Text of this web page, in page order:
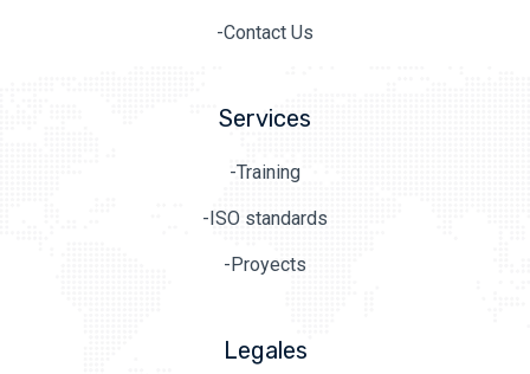
-Contact Us
Services
-Training
-ISO standards
-Proyects
Legales